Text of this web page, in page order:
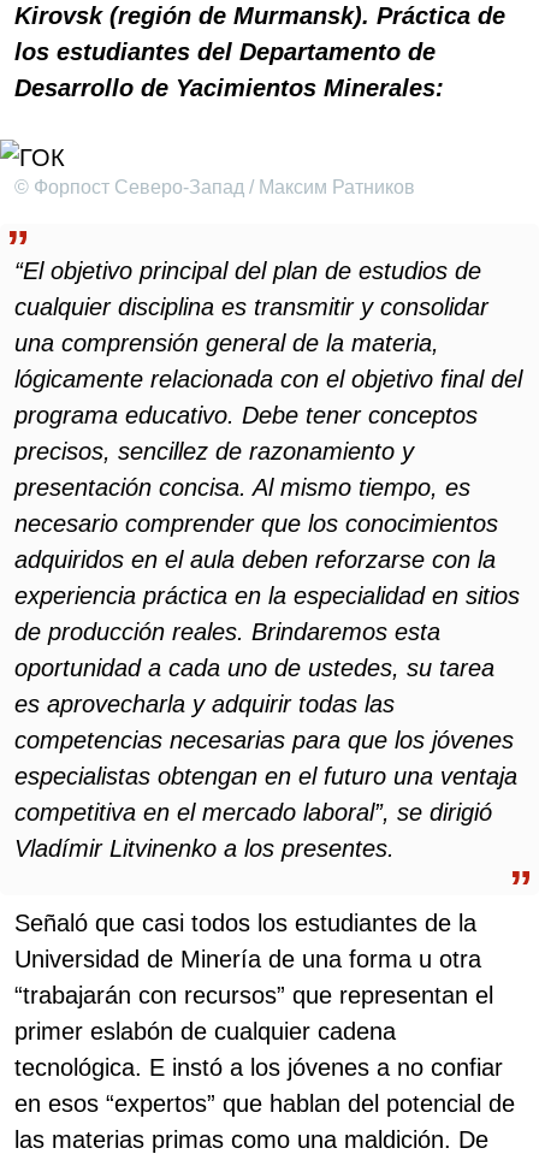
Kirovsk (región de Murmansk). Práctica de
los estudiantes del Departamento de
Desarrollo de Yacimientos Minerales:
© Форпост Северо-Запад / Максим Ратников
“El objetivo principal del plan de estudios de
cualquier disciplina es transmitir y consolidar
una comprensión general de la materia,
lógicamente relacionada con el objetivo final del
programa educativo. Debe tener conceptos
precisos, sencillez de razonamiento y
presentación concisa. Al mismo tiempo, es
necesario comprender que los conocimientos
adquiridos en el aula deben reforzarse con la
experiencia práctica en la especialidad en sitios
de producción reales. Brindaremos esta
oportunidad a cada uno de ustedes, su tarea
es aprovecharla y adquirir todas las
competencias necesarias para que los jóvenes
especialistas obtengan en el futuro una ventaja
competitiva en el mercado laboral”, se dirigió
Vladímir Litvinenko a los presentes.
Señaló que casi todos los estudiantes de la
Universidad de Minería de una forma u otra
“trabajarán con recursos” que representan el
primer eslabón de cualquier cadena
tecnológica. E instó a los jóvenes a no confiar
en esos “expertos” que hablan del potencial de
las materias primas como una maldición. De